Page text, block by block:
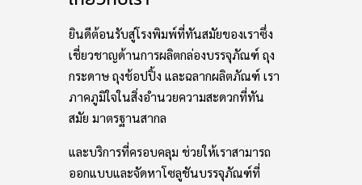
ยินดีต้อนรับสู่โรงพิมพ์ที่ทันสมัยของเราซึ่ง
เชี่ยวชาญด้านการผลิตกล่องบรรจุภัณฑ์ ถุง
กระดาษ ถุงช้อปปิ้ง และฉลากผลิตภัณฑ์ เรา
ภาคภูมิใจในสิ่งอำนวยความสะดวกที่ทัน
สมัย มาตรฐานสากล
และบริการที่ครอบคลุม ช่วยให้เราสามารถ
ออกแบบและจัดหาโซลูชันบรรจุภัณฑ์ที่